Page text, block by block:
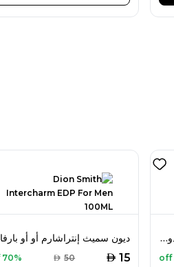
AED 15
AED 50
70% off
ديون سميث داون أنتيل دارك أو دو بارفان 100 مل للرجال